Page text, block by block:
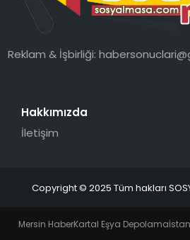
Reklam & İşbirliği:
Hakkımızda
İletişim
Copyright © 2025 Tüm hakları
Mersin HaberKartal Eşya Depolama